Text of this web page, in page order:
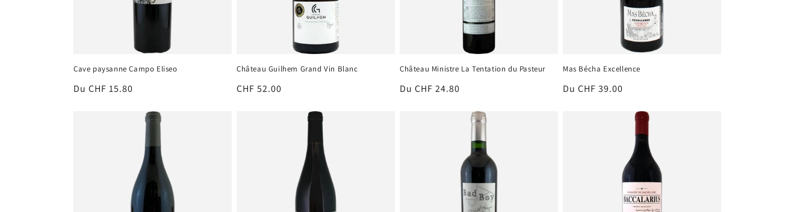
Cave paysanne Campo Eliseo
Prix
Du CHF 15.80
Château Guilhem Grand Vin Blanc
Prix
CHF 52.00
Château Ministre La Tentation du Pasteur
Prix
Du CHF 24.80
Mas Bécha Excellence
Prix
Du CHF 39.00